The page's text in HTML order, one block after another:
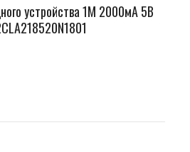
устройства 1М 2000мА 5В